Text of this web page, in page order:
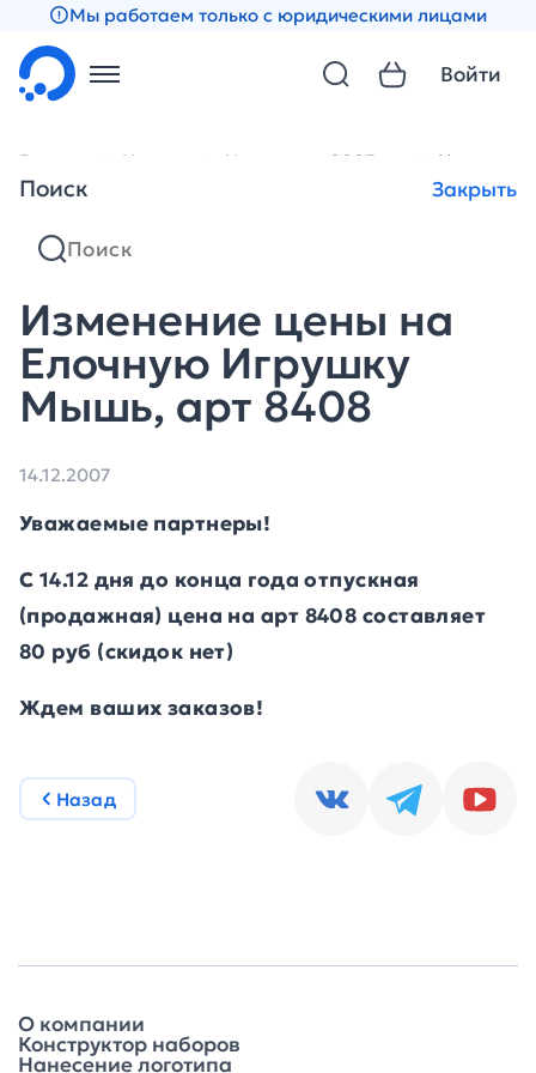
Мы работаем только с юридическими лицами
Поиск Закрыть
Войти
Главная Новости Новости за 2007 год
Изменение цены на
Елочную Игрушку
Мышь, арт 8408
14.12.2007
Уважаемые партнеры!
С 14.12 дня до конца года отпускная
(продажная) цена на арт 8408 составляет
80 руб (скидок нет)
Ждем ваших заказов!
Назад
О компании
Конструктор наборов
Нанесение логотипа